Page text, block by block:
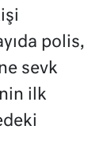
polis,
sevk
ilk